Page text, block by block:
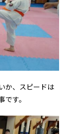
か、スピードは
す。